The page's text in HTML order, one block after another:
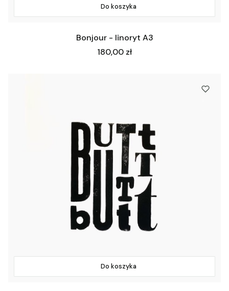
Do koszyka
Bonjour - linoryt A3
Cena
180,00 zł
Do koszyka